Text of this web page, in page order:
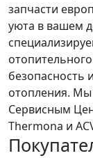
запчасти
уюта в вашем
безопасность
отопления.
Сервисным
Thermona и